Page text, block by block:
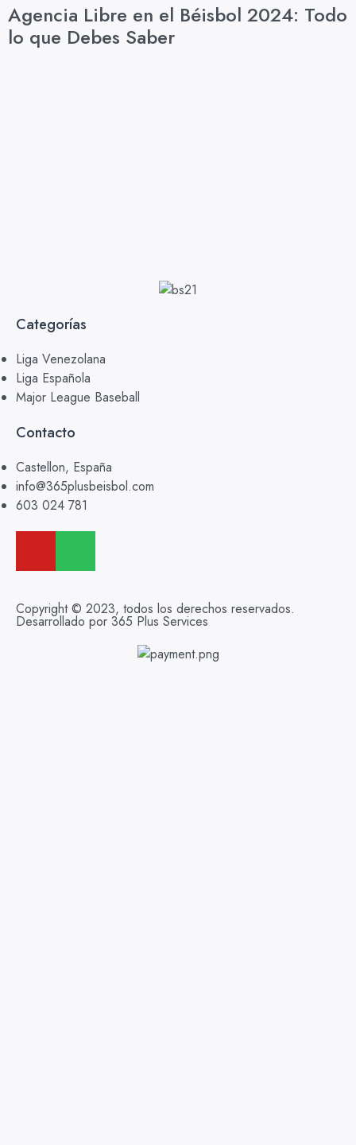
Agencia Libre en el Béisbol 2024: Todo
lo que Debes Saber
Categorías
Liga Venezolana
Liga Española
Major League Baseball
Contacto
Castellon, España
info@365plusbeisbol.com
603 024 781
Copyright © 2023, todos los derechos reservados.
Desarrollado por 365 Plus Services